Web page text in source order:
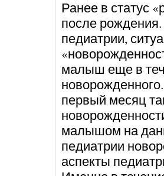
Ранее в статус
после
педиатрии,
малыш еще в
первый месяц
малышом на
педиатрии
аспекты